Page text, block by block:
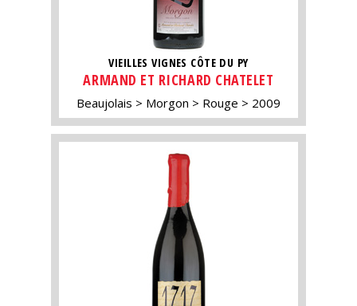
VIEILLES VIGNES CÔTE DU PY
ARMAND ET RICHARD CHATELET
Beaujolais Morgon Rouge 2009